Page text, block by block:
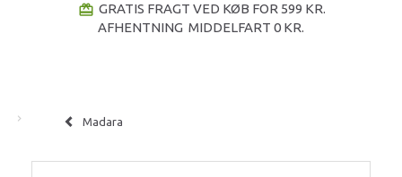
redeem GRATIS FRAGT VED KØB FOR 599 KR.
AFHENTNING MIDDELFART 0 KR.
Madara